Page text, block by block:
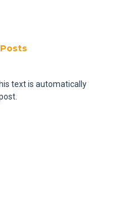
text is automatically